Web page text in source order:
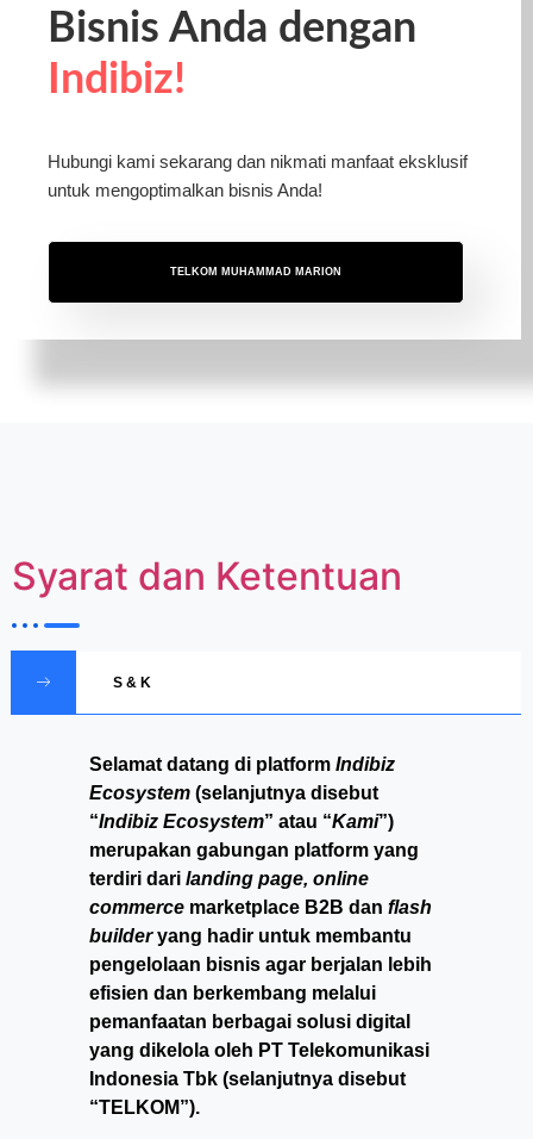
Bisnis Anda dengan
Indibiz!
Hubungi kami sekarang dan nikmati manfaat eksklusif
untuk mengoptimalkan bisnis Anda!
TELKOM MUHAMMAD MARION
Syarat dan Ketentuan
S & K
Selamat datang di platform Indibiz
Ecosystem (selanjutnya disebut
“Indibiz Ecosystem” atau “Kami”)
merupakan gabungan platform yang
terdiri dari landing page, online
commerce marketplace B2B dan flash
builderyang hadir untuk membantu
pengelolaan bisnis agar berjalan lebih
efisien dan berkembang melalui
pemanfaatan berbagai solusi digital
yang dikelola oleh PT Telekomunikasi
Indonesia Tbk (selanjutnya disebut
“TELKOM”).